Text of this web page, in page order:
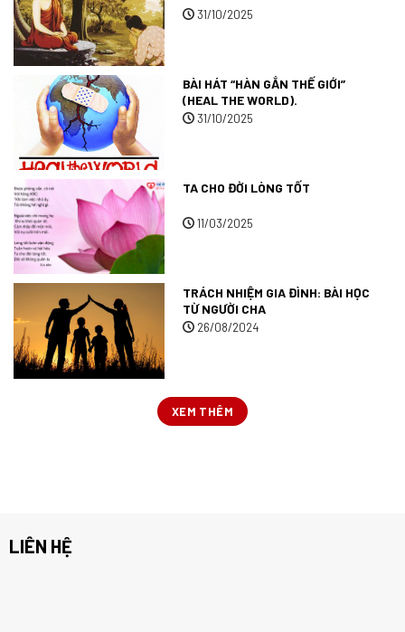
31/10/2025
BÀI HÁT “HÀN GẮN THẾ GIỚI”
(HEAL THE WORLD).
31/10/2025
TA CHO ĐỜI LÒNG TỐT
11/03/2025
TRÁCH NHIỆM GIA ĐÌNH: BÀI HỌC
TỪ NGƯỜI CHA
26/08/2024
XEM THÊM
LIÊN HỆ